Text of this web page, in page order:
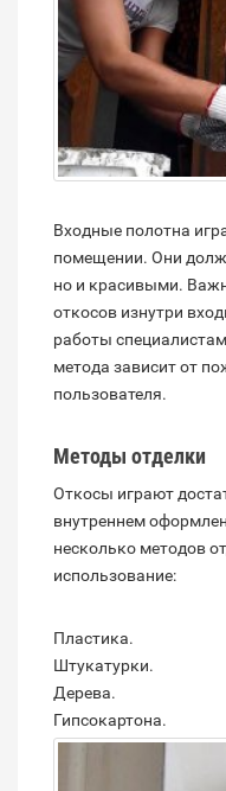
Входные полотна
помещении. Они
но и красивыми.
откосов изнутри
работы
метода зависит от
пользователя.
Методы отделки
Откосы играют
внутреннем
несколько методов
использование:
Пластика.
Штукатурки.
Дерева.
Гипсокартона.